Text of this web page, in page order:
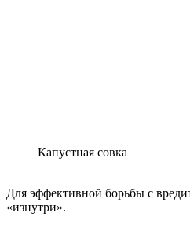
Капустная совка
Для эффективной борьбы с
«изнутри».